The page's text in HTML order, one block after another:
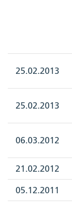
25.02.2013
25.02.2013
06.03.2012
21.02.2012
05.12.2011